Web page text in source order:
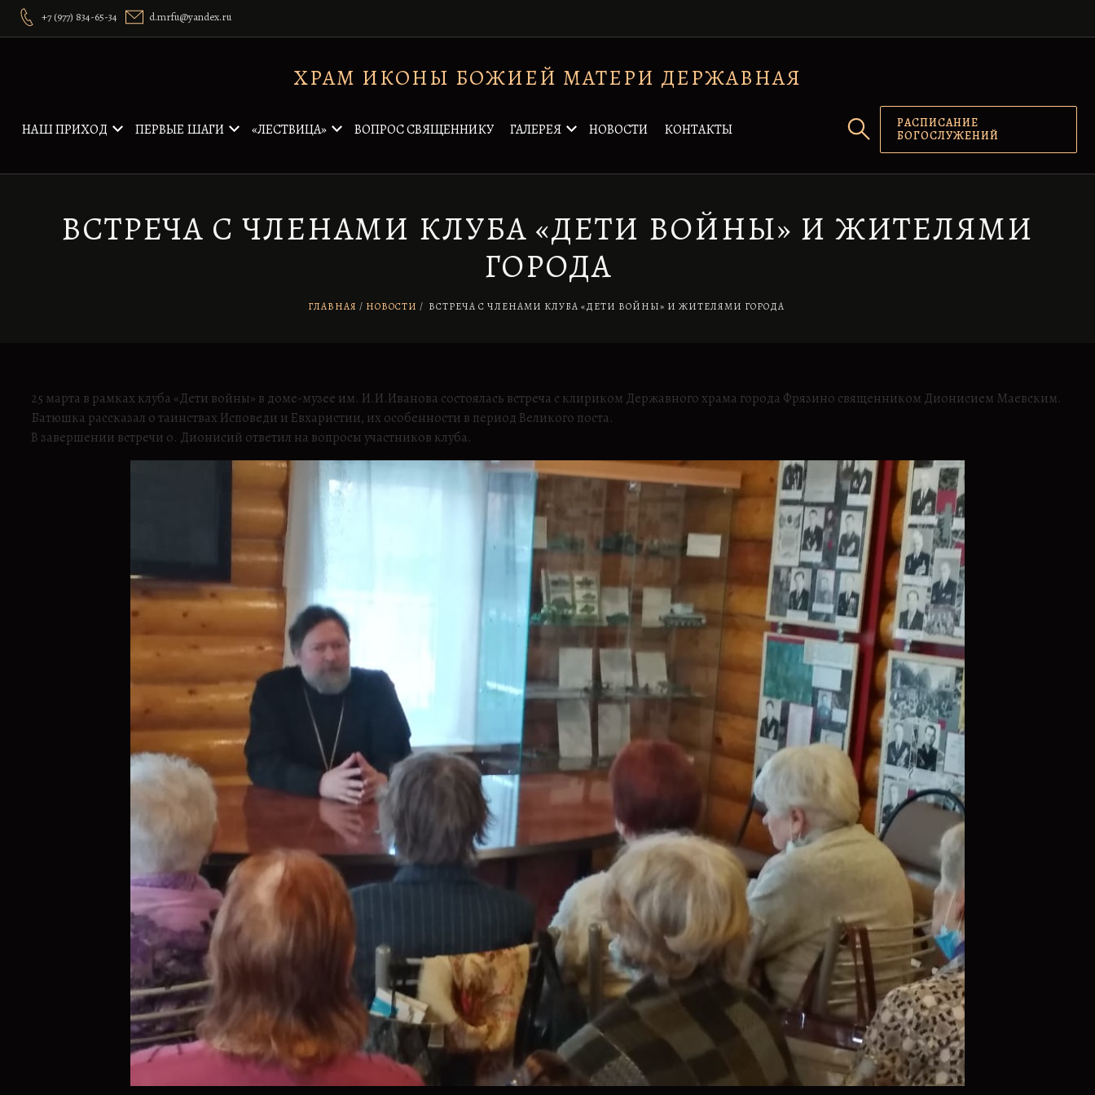
Перейти
содержимому
+7 (977) 834-65-34 d.mrfu@yandex.ru
ХРАМ ИКОНЫ БОЖИЕЙ МАТЕРИ ДЕРЖАВНАЯ
НАШ ПРИХОД ПЕРВЫЕ ШАГИ «ЛЕСТВИЦА» ВОПРОС СВЯЩЕННИКУ ГАЛЕРЕЯ НОВОСТИ КОНТАКТЫ
РАСПИСАНИЕ
БОГОСЛУЖЕНИЙ
ВСТРЕЧА С ЧЛЕНАМИ КЛУБА «ДЕТИ ВОЙНЫ» И ЖИТЕЛЯМИ
ГОРОДА
ГЛАВНАЯ НОВОСТИ / ВСТРЕЧА С ЧЛЕНАМИ КЛУБА «ДЕТИ ВОЙНЫ» И ЖИТЕЛЯМИ ГОРОДА
25 марта в рамках клуба «Дети войны» в доме-музее им. И.И.Иванова состоялась встреча с клириком Державного храма города Фрязино священником Дионисием Маевским.
Батюшка рассказал о таинствах Исповеди и Евхаристии, их особенности в период Великого поста.
В завершении встречи о. Дионисий ответил на вопросы участников клуба.